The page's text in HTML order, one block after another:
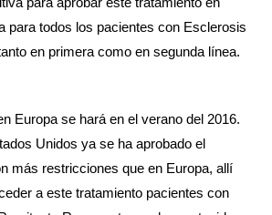
para todos los pacientes con Esclerosis
en primera como en segunda línea.
Europa se hará en el verano del 2016.
Unidos ya se ha aprobado el
más restricciones que en Europa, allí
a este tratamiento pacientes con